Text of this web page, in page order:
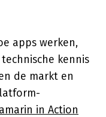
apps werken,
kennis
de markt en
in Action